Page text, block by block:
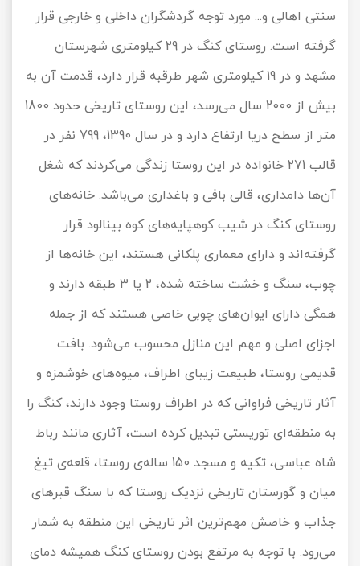
سنتی اهالی و... مورد توجه گردشگران داخلی و خارجی قرار
گرفته است. روستای کنگ در 29 کیلومتری شهرستان
مشهد و در 19 کیلومتری شهر طرقبه قرار دارد، قدمت آن به
بیش از 2000 سال می‌رسد، این روستای تاریخی حدود 1800
متر از سطح دریا ارتفاع دارد و در سال 1390، 799 نفر در
قالب 271 خانواده در این روستا زندگی می‌کردند که شغل
آن‌ها دامداری، قالی بافی و باغداری می‌باشد. خانه‌های
روستای کنگ در شیب کوهپایه‌های کوه بینالود قرار
گرفته‌اند و دارای معماری پلکانی هستند، این خانه‌ها از
چوب، سنگ و خشت ساخته شده، 2 یا 3 طبقه دارند و
همگی دارای ایوان‌های چوبی خاصی هستند که از جمله
اجزای اصلی و مهم این منازل محسوب می‌شود. بافت
قدیمی روستا، طبیعت زیبای اطراف، میوه‌های خوشمزه و
آثار تاریخی فراوانی که در اطراف روستا وجود دارند، کنگ را
به منطقه‌ای توریستی تبدیل کرده است، آثاری مانند رباط
شاه عباسی، تکیه‌ و مسجد 150 ساله‌ی روستا، قلعه‌ی تیغ
میان و گورستان تاریخی نزدیک روستا که با سنگ قبرهای
جذاب و خاصش مهم‌ترین اثر تاریخی این منطقه به شمار
می‌رود. با توجه به مرتفع بودن روستای کنگ همیشه دمای